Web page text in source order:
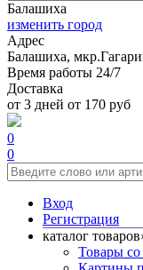
Балашиха
изменить город
Адрес
Балашиха,
Время работы 24/7
Доставка
от 3 дней от 170 руб
0
0
Вход
Регистрация
каталог товаров
Товары